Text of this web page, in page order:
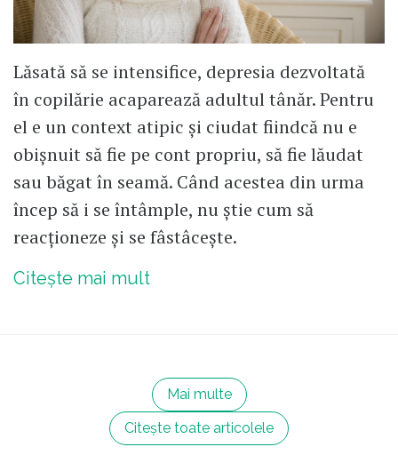
Lăsată să se intensifice, depresia dezvoltată
în copilărie acaparează adultul tânăr. Pentru
el e un context atipic și ciudat fiindcă nu e
obișnuit să fie pe cont propriu, să fie lăudat
sau băgat în seamă. Când acestea din urma
încep să i se întâmple, nu știe cum să
reacționeze și se fâstâcește.
Citește mai mult
Mai multe
Citește toate articolele